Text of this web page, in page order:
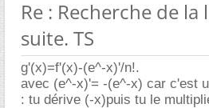
Re : Recherche de
suite. TS
g'(x)=f'(x)-(e^-x)'/n!.
avec (e^-x)'= -(e^-x) car c'est
: tu dérive (-x)puis tu le